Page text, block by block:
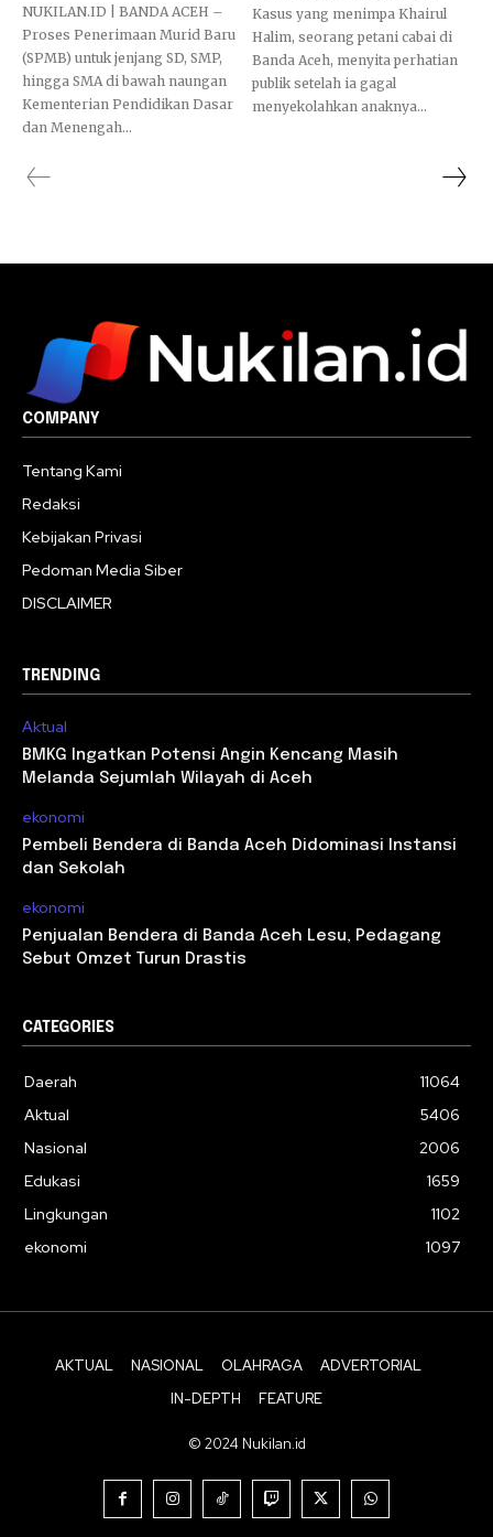
NUKILAN.ID | BANDA ACEH –
Proses Penerimaan Murid Baru
(SPMB) untuk jenjang SD, SMP,
hingga SMA di bawah naungan
Kementerian Pendidikan Dasar
dan Menengah...
Kasus yang menimpa Khairul
Halim, seorang petani cabai di
Banda Aceh, menyita perhatian
publik setelah ia gagal
menyekolahkan anaknya...
COMPANY
Tentang Kami
Redaksi
Kebijakan Privasi
Pedoman Media Siber
DISCLAIMER
TRENDING
Aktual
BMKG Ingatkan Potensi Angin Kencang Masih
Melanda Sejumlah Wilayah di Aceh
ekonomi
Pembeli Bendera di Banda Aceh Didominasi Instansi
dan Sekolah
ekonomi
Penjualan Bendera di Banda Aceh Lesu, Pedagang
Sebut Omzet Turun Drastis
CATEGORIES
Daerah
11064
Aktual
5406
Nasional
2006
Edukasi
1659
Lingkungan
1102
ekonomi
1097
AKTUAL NASIONAL OLAHRAGA
ADVERTORIAL
IN-DEPTH
FEATURE
© 2024 Nukilan.id